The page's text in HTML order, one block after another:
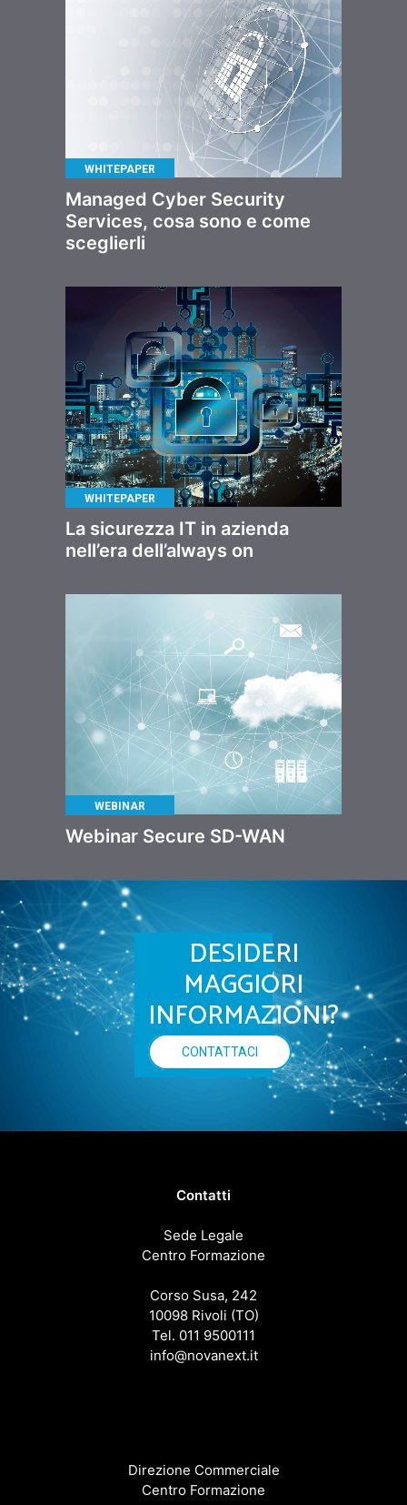
WHITEPAPER
Managed Cyber Security
Services, cosa sono e come
sceglierli
WHITEPAPER
La sicurezza IT in azienda
nell’era dell’always on
WEBINAR
Webinar Secure SD-WAN
DESIDERI
MAGGIORI
INFORMAZIONI?
CONTATTACI
Contatti
Sede Legale
Centro Formazione
Corso Susa, 242
10098 Rivoli (TO)
Tel. 011 9500111
info@novanext.it
Direzione Commerciale
Centro Formazione